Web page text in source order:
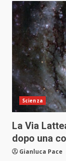
Scienza
La Via
dopo una
Gianluca Pace